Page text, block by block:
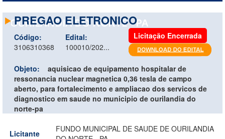
OURILANDIA DO NORTE - PA
PREGAO ELETRONICO
Código:
3106310368
Edital:
100010/202...
Licitação Encerrada
Objeto:
aquisicao de equipamento hospitalar de
ressonancia nuclear magnetica 0,36 tesla de campo
aberto, para fortalecimento e ampliacao dos servicos de
diagnostico em saude no municipio de ourilandia do
norte-pa
Licitante
FUNDO MUNICIPAL DE SAUDE DE OURILANDIA